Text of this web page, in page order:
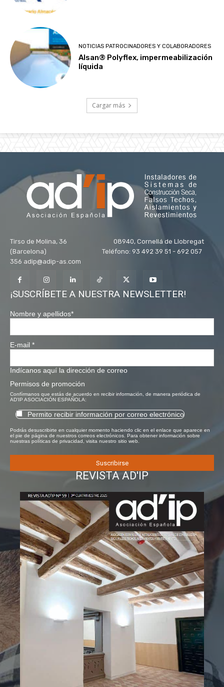
NOTICIAS PATROCINADORES Y COLABORADORES
Alsan® Polyflex, impermeabilización
líquida
Cargar más
Tirso de Molina, 36 08940, Cornellá de Llobregat
(Barcelona) Teléfono: 93 492 39 51 - 692 057
356 adip@adip-as.com
¡SUSCRÍBETE A NUESTRA NEWSLETTER!
Nombre y apellidos*
E-mail *
Indícanos aquí la dirección de correo
Permisos de promoción
Confírmanos que estás de acuerdo en recibir información, de manera periódica de
AD'IP ASOCIACIÓN ESPAÑOLA:
Permito recibir información por correo electrónico
Podrás desuscribirte en cualquier momento haciendo clic en el enlace que aparece en
el pie de página de nuestros correos electrónicos. Para obtener información sobre
nuestras políticas de privacidad, visita nuestro sitio web.
REVISTA AD'IP